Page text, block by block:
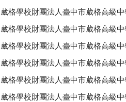
葳格學校財團法人臺中市葳格高級
葳格學校財團法人臺中市葳格高級
葳格學校財團法人臺中市葳格高級
葳格學校財團法人臺中市葳格高級
葳格學校財團法人臺中市葳格高級
葳格學校財團法人臺中市葳格高級